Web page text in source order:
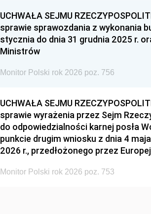
UCHWAŁA SEJMU
sprawie sprawozdania z wykonania
stycznia do dnia 31 grudnia 2025 r.
Ministrów
Monitor Polski rok 2026 poz. 756
UCHWAŁA SEJMU
sprawie wyrażenia przez Sejm
do odpowiedzialności karnej posła
punkcie drugim wniosku z dnia 4
2026 r., przedłożonego przez
Monitor Polski rok 2026 poz. 753